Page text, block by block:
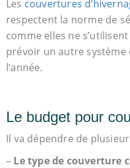
Les couvertures
respectent la norme de
comme elles ne
prévoir un autre
l’année.
Le budget pour
Il va dépendre de
– Le type de couverture